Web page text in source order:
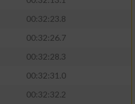
00:32:23.8
00:32:26.7
00:32:28.3
00:32:31.0
00:32:32.2